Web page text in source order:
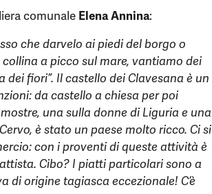
comunale Elena Annina:
che darvelo ai piedi del borgo o
a picco sul mare, vantiamo dei
fiori”. Il castello dei Clavesana è un
da castello a chiesa per poi
una sulla donne di Liguria e una
è stato un paese molto ricco. Ci si
con i proventi di queste attività è
Cibo? I piatti particolari sono a
di origine tagiasca eccezionale! C’è